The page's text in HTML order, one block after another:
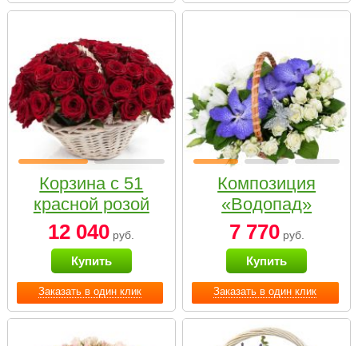
Заказать в один клик
Корзина с 51
красной розой
12 040 руб.
Купить
Заказать в один клик
Композиция
«Водопад»
7 770руб.
Купить